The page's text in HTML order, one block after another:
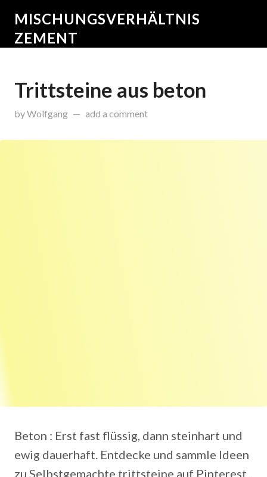
MISCHUNGSVERHÄLTNIS
ZEMENT
Trittsteine aus beton
byWolfgang onAugust 14, 2015
add a comment
Beton : Erst fast flüssig, dann steinhart und
ewig dauerhaft. Entdecke und sammle Ideen
zu Selbstgemachte trittsteine auf Pinterest.